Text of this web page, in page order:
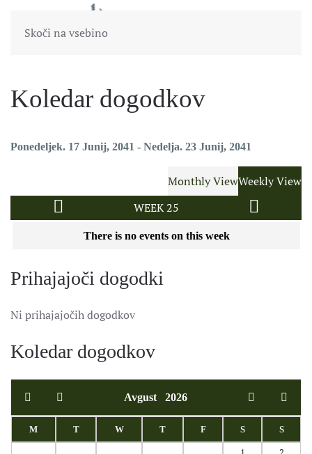
Skoči na vsebino
Koledar dogodkov
Ponedeljek. 17 Junij, 2041 - Nedelja. 23 Junij, 2041
Monthly ViewWeekly View
WEEK 25
There is no events on this week
Prihajajoči dogodki
Ni prihajajočih dogodkov
Koledar dogodkov
Avgust 2026
M T W T F S S